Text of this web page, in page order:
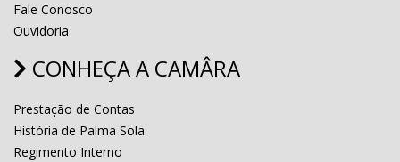
Fale Conosco
Ouvidoria
CONHEÇA A CAMÂRA
Prestação de Contas
História de Palma Sola
Regimento Interno